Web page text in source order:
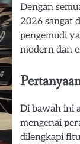
Dengan
2026 sangat
pengemudi
modern dan
Di bawah ini
mengenai
dilengkapi